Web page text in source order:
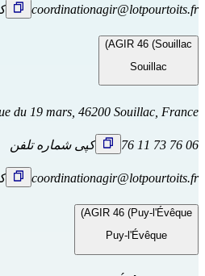
coordinationagir@lotpourtoits.fr
AGIR 46 (Souillac)
Souillac
du 19 mars, 46200 Souillac, France
06 76 73 11 76 کپی شماره تلفن
coordinationagir@lotpourtoits.fr
AGIR 46 (Puy-l'Évêque)
Puy-l'Évêque